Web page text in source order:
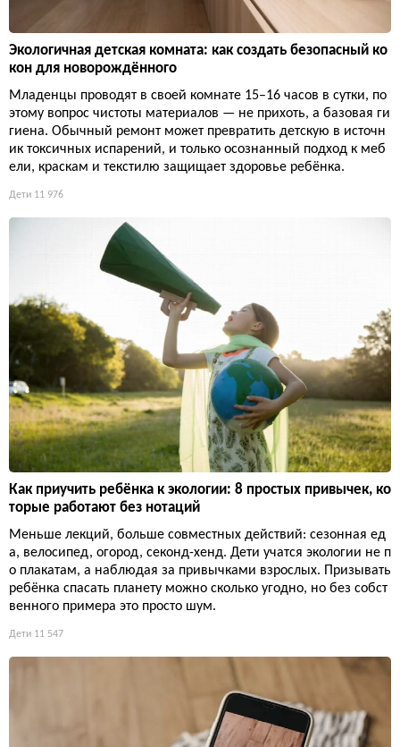
Экологичная детская комната: как создать безопасный ко
кон для новорождённого
Младенцы проводят в своей комнате 15–16 часов в сутки, по
этому вопрос чистоты материалов — не прихоть, а базовая ги
гиена. Обычный ремонт может превратить детскую в источн
ик токсичных испарений, и только осознанный подход к меб
ели, краскам и текстилю защищает здоровье ребёнка.
Дети 11 976
Как приучить ребёнка к экологии: 8 простых привычек, ко
торые работают без нотаций
Меньше лекций, больше совместных действий: сезонная ед
а, велосипед, огород, секонд-хенд. Дети учатся экологии не п
о плакатам, а наблюдая за привычками взрослых. Призывать
ребёнка спасать планету можно сколько угодно, но без собст
венного примера это просто шум.
Дети 11 547